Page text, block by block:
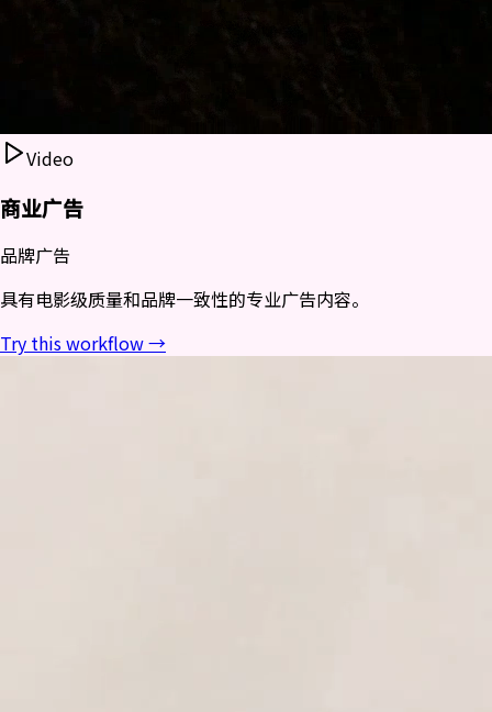
Video
商业广告
品牌广告
具有电影级质量和品牌一致性的专业广告内容。
Try this workflow →